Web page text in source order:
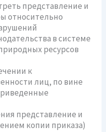
представление и
относительно
в системе
ресурсов
к
лиц, по вине
представление и
копии приказа)